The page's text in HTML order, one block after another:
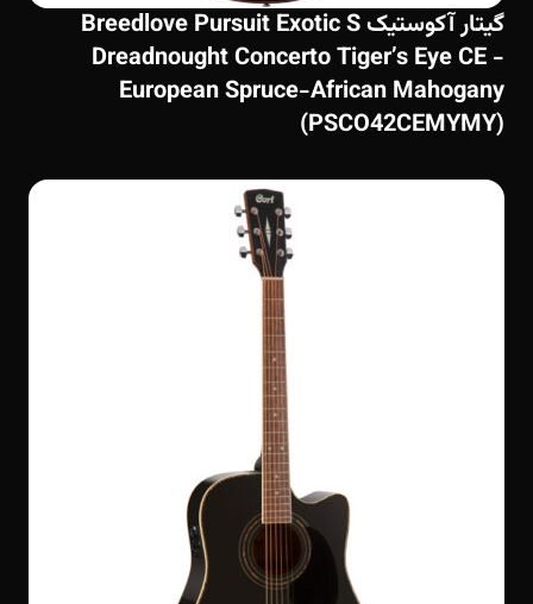
گیتار آکوستیک Breedlove Pursuit Exotic S
Dreadnought Concerto Tiger’s Eye CE -
European Spruce-African Mahogany
(PSCO42CEMYMY)